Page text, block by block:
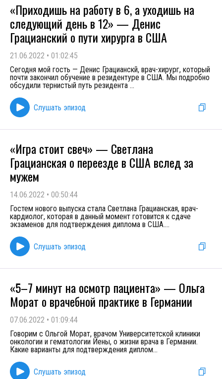
«Приходишь на работу в 6, а уходишь на
следующий день в 12» — Денис
Грацианский о пути хирурга в США
21.06.2022 • 01:02:45
Сегодня мой гость — Денис Грацианскй, врач-хирург, который
почти закончил обучение в резидентуре в США. Мы подробно
обсудили тернистый путь резидента ...
Слушать эпизод
«Игра стоит свеч» — Светлана
Грацианская о переезде в США вслед за
мужем
14.06.2022 • 00:50:44
Гостем нового выпуска стала Светлана Грацианская, врач-
кардиолог, которая в данный момент готовится к сдаче
экзаменов для подтверждения диплома в США....
Слушать эпизод
«5–7 минут на осмотр пациента» — Ольга
Морат о врачебной практике в Германии
07.06.2022 • 01:09:44
Говорим с Ольгой Морат, врачом Университетской клиники
онкологии и гематологии Йены, о жизни врача в Германии.
Какие варианты для подтверждения диплом...
Слушать эпизод